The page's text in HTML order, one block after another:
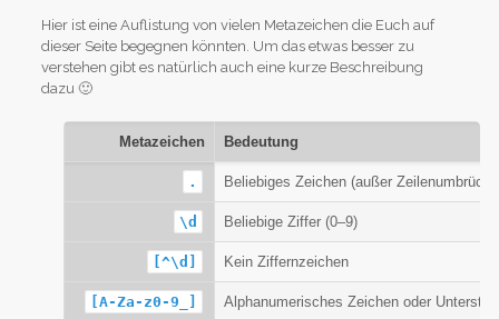
Hier ist eine Auflistung von vielen Metazeichen die Euch auf
dieser Seite begegnen könnten. Um das etwas besser zu
verstehen gibt es natürlich auch eine kurze Beschreibung
dazu 🙂
Metazeichen Bedeutung
. Beliebiges Zeichen (außer
\d Beliebige Ziffer (0–9)
[^\d] Kein Ziffernzeichen
[A-Za-z0-9_] Alphanumerisches Zeichen oder